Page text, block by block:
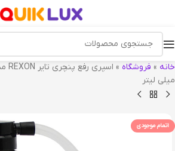
خانه » فروشگاه »
میلی لیتر
اتمام موجودی